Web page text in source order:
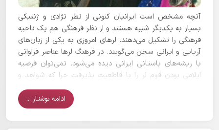
آنچه مشخص است ایرانیان کنونی از نظر نژادی و ژنتیکی
بسیار به یکدیگر شبیه هستند و از نظر فرهنگی هم یک ناحیه
فرهنگی را تشکیل می‌دهند. لرهای امروزی به یکی از زبان‌های
آریایی و ایرانی سخن می‌گویند. در فرهنگ لرها عناصر فراوانی
با ریشه‌های باستانی ایرانی دیده می‌شود. نمی‌توان فرضیه
ایلامی بودن قوم لر را با قاطعیت پذیرفت چرا که شواهد و
ادامه نوشتار ...